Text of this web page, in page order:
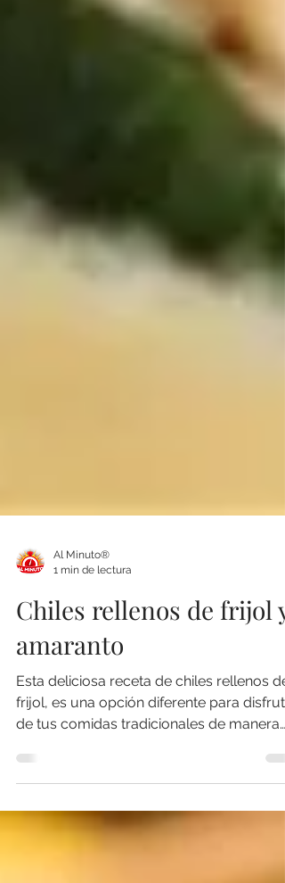
1 min de lectura
Chiles rellenos de frijol y
amaranto
Esta deliciosa receta de chiles rellenos de
de tus comidas tradicionales de manera
fácil